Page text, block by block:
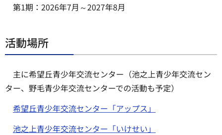
第1期：2026年7月～2027年8月
活動場所
主に希望丘青少年交流センター（池之上青少年交流セン
ター、野毛青少年交流センターでの活動も予定）
希望丘青少年交流センター「アップス」
池之上青少年交流センター「いけせい」